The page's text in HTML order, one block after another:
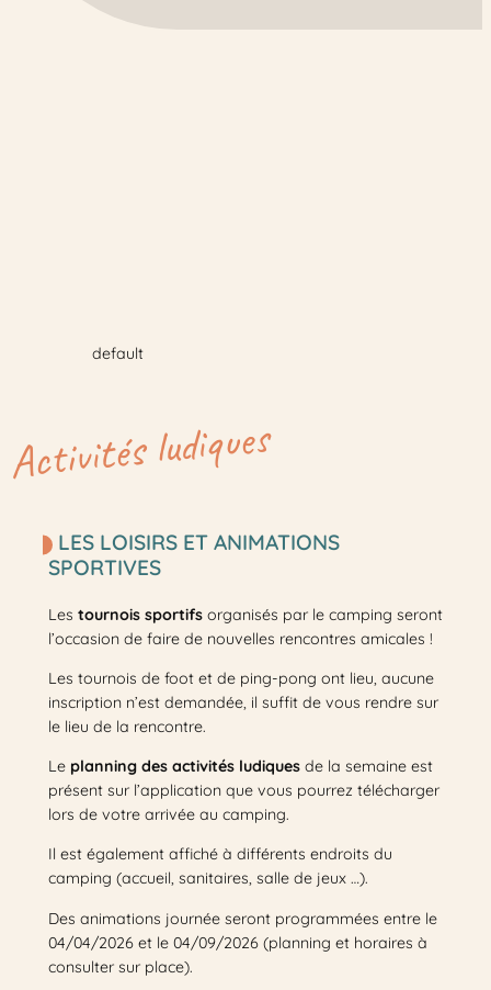
default
Activités ludiques
LES LOISIRS ET ANIMATIONS
SPORTIVES
Les tournois sportifs organisés par le camping seront
l’occasion de faire de nouvelles rencontres amicales !
Les tournois de foot et de ping-pong ont lieu, aucune
inscription n’est demandée, il suffit de vous rendre sur
le lieu de la rencontre.
Le planning des activités ludiquesde la semaine est
présent sur l’application que vous pourrez télécharger
lors de votre arrivée au camping.
Il est également affiché à différents endroits du
camping (accueil, sanitaires, salle de jeux …).
Des animations journée seront programmées entre le
04/04/2026 et le 04/09/2026 (planning et horaires à
consulter sur place).